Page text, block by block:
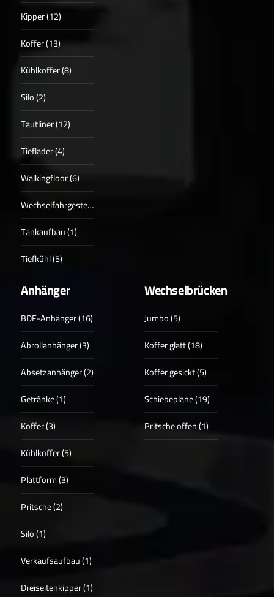
Kipper (12)
Koffer (13)
Kühlkoffer (8)
Silo (2)
Tautliner (12)
Tieflader (4)
Walkingfloor (6)
Wechselfahrgestell (2)
Tankaufbau (1)
Tiefkühl (5)
Anhänger
BDF-Anhänger (16)
Abrollanhänger (3)
Absetzanhänger (2)
Getränke (1)
Koffer (3)
Kühlkoffer (5)
Plattform (3)
Pritsche (2)
Silo (1)
Verkaufsaufbau (1)
Dreiseitenkipper (1)
Wechselbrücken
Jumbo (5)
Koffer glatt (18)
Koffer gesickt (5)
Schiebeplane (19)
Pritsche offen (1)